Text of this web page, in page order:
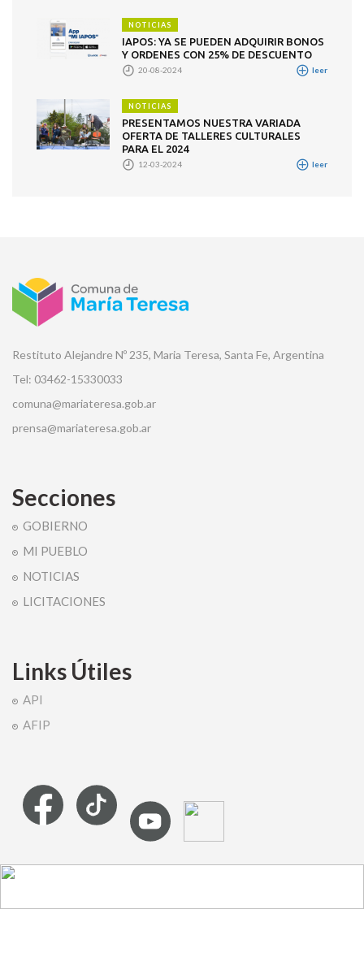
NOTICIAS
IAPOS: YA SE PUEDEN ADQUIRIR BONOS
Y ORDENES CON 25% DE DESCUENTO
20-08-2024 leer
NOTICIAS
PRESENTAMOS NUESTRA VARIADA
OFERTA DE TALLERES CULTURALES
PARA EL 2024
12-03-2024 leer
Restituto Alejandre Nº 235, Maria Teresa, Santa Fe, Argentina
Tel: 03462-15330033
comuna@mariateresa.gob.ar
prensa@mariateresa.gob.ar
Secciones
GOBIERNO
MI PUEBLO
NOTICIAS
LICITACIONES
Links Útiles
API
AFIP